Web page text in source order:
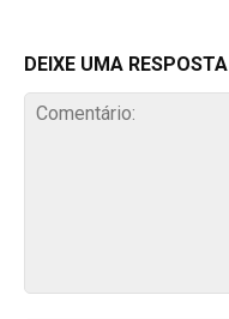
DEIXE UMA RESPOSTA